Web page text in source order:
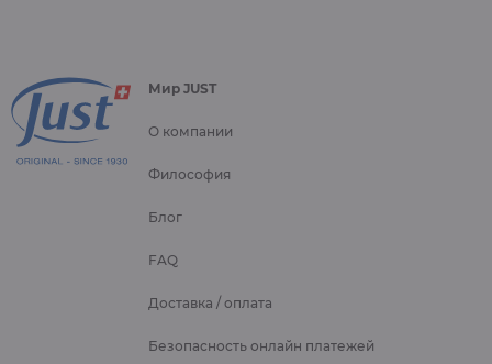
Мир JUST
О компании
Философия
Блог
FAQ
Доставка / оплата
Безопасность онлайн платежей